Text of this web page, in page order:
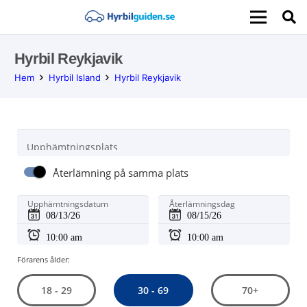
Hyrbil Reykjavik
Hem Hyrbil Island Hyrbil Reykjavik
Upphämtningsplats
Återlämning på samma plats
Upphämtningsdatum Återlämningsdag
Förarens ålder:
18 - 29 30 - 69 70+